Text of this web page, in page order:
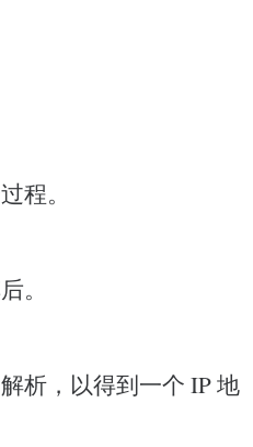
程。
。
析，以得到一个 IP 地